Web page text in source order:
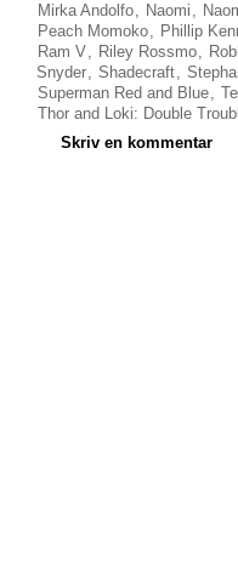
Mirka Andolfo, Naomi ,
Peach Momoko, Phillip
Ram V, Riley Rossmo,
Snyder, Shadecraft,
Superman Red and Blue,
Thor and Loki: Double
Skriv en kommentar